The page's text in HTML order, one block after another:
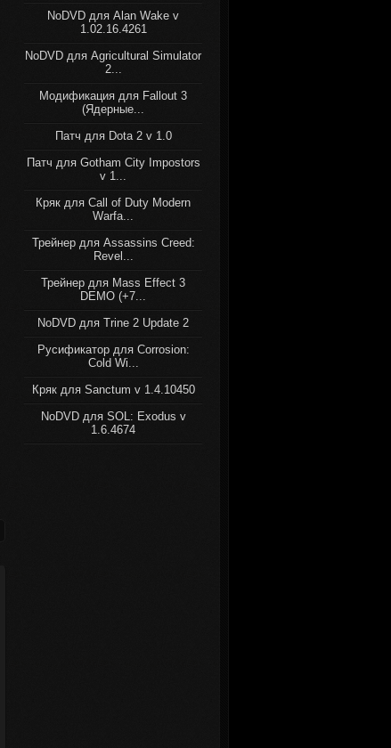
NoDVD для Alan Wake v
1.02.16.4261
NoDVD для Agricultural Simulator
2...
Модификация для Fallout 3
(Ядерные...
Патч для Dota 2 v 1.0
Патч для Gotham City Impostors
v 1...
Кряк для Call of Duty Modern
Warfa...
Трейнер для Assassins Creed:
Revel...
Трейнер для Mass Effect 3
DEMO (+7...
NoDVD для Trine 2 Update 2
Русификатор для Corrosion:
Cold Wi...
Кряк для Sanctum v 1.4.10450
NoDVD для SOL: Exodus v
1.6.4674